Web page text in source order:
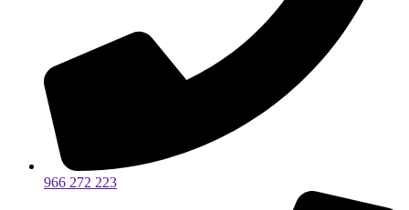
966 272 223